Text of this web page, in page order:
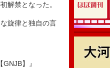
解禁となった。
旋律と独自の言
】』